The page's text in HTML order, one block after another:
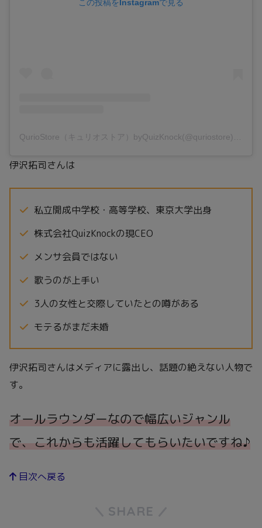
この投稿をInstagramで見る
QurioStore（キュリオストア）byQuizKnock(@quriostore)がシェアした投稿
伊沢拓司さんは
私立開成中学校・高等学校、東京大学出身
株式会社QuizKnockの現CEO
メンサ会員ではない
歌うのが上手い
3人の女性と交際していたとの噂がある
モテるがまだ未婚
伊沢拓司さんはメディアに露出し、話題の絶えない人物で
す。
オールラウンダーなので幅広いジャンル
で、これからも活躍してもらいたいですね♪
目次へ戻る
SHARE